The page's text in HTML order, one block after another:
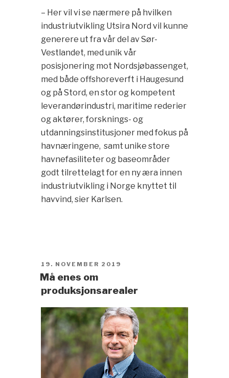
– Her vil vi se nærmere på hvilken
industriutvikling Utsira Nord vil kunne
generere ut fra vår del av Sør-
Vestlandet, med unik vår
posisjonering mot Nordsjøbassenget,
med både offshoreverft i Haugesund
og på Stord, en stor og kompetent
leverandørindustri, maritime rederier
og aktører, forsknings- og
utdanningsinstitusjoner med fokus på
havnæringene, samt unike store
havnefasiliteter og baseområder
godt tilrettelagt for en ny æra innen
industriutvikling i Norge knyttet til
havvind, sier Karlsen.
POSTED
ON
19. NOVEMBER 2019
Må enes om
produksjonsarealer